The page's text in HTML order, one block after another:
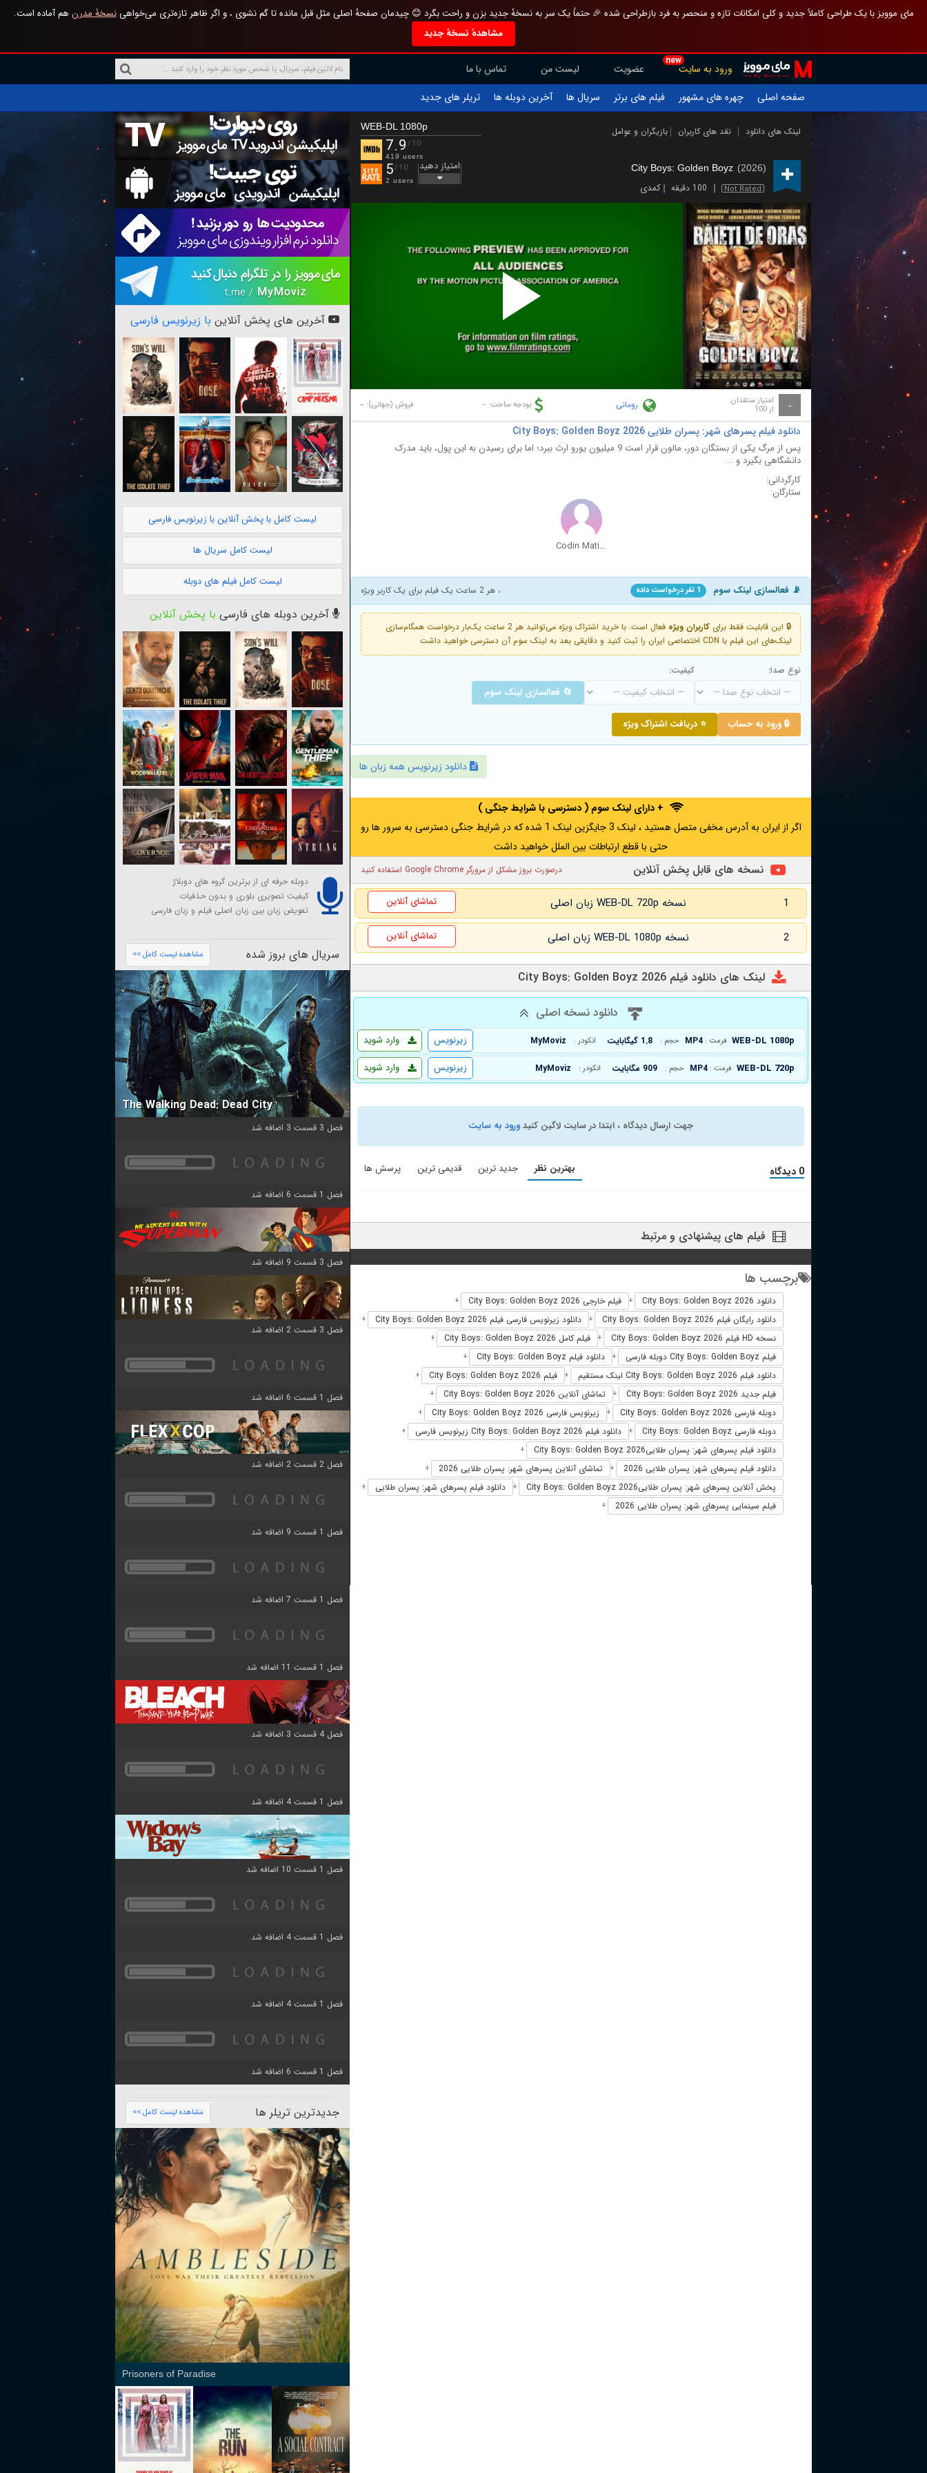
مای موویز با یک طراحی کاملاً جدید و کلی امکانات تازه و منحصر به فرد بازطراحی شده 🎉 حتماً یک سر به نسخهٔ جدید بزن و راحت بگرد 😊 چیدمان صفحهٔ اصلی مثل قبل مانده تا گم نشوی ، و اگر ظاهر تازه‌تری می‌خواهینسخهٔ مدرن هم آماده است.
مشاهدهٔ نسخهٔ جدید
new
ورود به سایت عضویت لیست من
تماس با ما
صفحه اصلی
چهره های مشهور فیلم های برتر سریال ها آخرین دوبله ها تریلر های جدید
لینک های دانلود نقد های کاربران بازیگران و عوامل
City Boys: Golden Boyz (2026)
Not Rated 100 دقیقه کمدی
WEB-DL 1080p
7.9 /10
419 users
5/10
2 users
امتیاز دهید
Play
Video
- امتیاز منتقدان
از 100 رومانی بودجه ساخت: - فروش (جهانی): -
دانلود فیلم پسرهای شهر: پسران طلایی City Boys: Golden Boyz 2026
پس از مرگ یکی از بستگان دور، مالون قرار است 9 میلیون یورو ارث ببرد؛ اما برای رسیدن به این پول، باید مدرک
دانشگاهی بگیرد و ...
کارگردانی:
ستارگان:
Codin Maticiuc
📡 فعالسازی لینک سوم 1 نفر درخواست داده ، هر 2 ساعت یک فیلم برای یک کاربر ویژه
🔒 این قابلیت فقط برای کاربران ویژه
فعال است. با خرید اشتراک ویژه می‌توانید هر 2 ساعت یک‌بار درخواست همگام‌سازی
لینک‌های این فیلم با CDN اختصاصی ایران را ثبت کنید و دقایقی بعد به لینک سوم آن دسترسی خواهید داشت
نوع صدا: کیفیت:
🔄 فعالسازی لینک سوم
🔒 ورود به حساب ⭐ دریافت اشتراک ویژه
دانلود زیرنویس همه زبان ها
+ دارای لینک سوم ( دسترسی با شرایط جنگی )
اگر از ایران به آدرس مخفی متصل هستید ، لینک 3 جایگزین لینک 1 شده که در شرایط جنگی دسترسی به سرور ها رو
حتی با قطع ارتباطات بین الملل خواهید داشت
نسخه های قابل پخش آنلاین درصورت بروز مشکل از مرورگر Google Chrome استفاده کنید
1 نسخه WEB-DL 720p زبان اصلی تماشای آنلاین
2 نسخه WEB-DL 1080p زبان اصلی تماشای آنلاین
لینک های دانلود فیلم City Boys: Golden Boyz 2026
دانلود نسخه اصلی
WEB-DL 1080p فرمت : MP4 حجم : 1.8 گیگابایت انکودر : MyMoviz وارد شوید
زیرنویس
WEB-DL 720p فرمت : MP4 حجم : 909 مگابایت انکودر : MyMoviz وارد شوید زیرنویس
جهت ارسال دیدگاه ، ابتدا در سایت لاگین کنیدورود به سایت
0 دیدگاه بهترین نظر جدید ترین قدیمی ترین پرسش ها
فیلم های پیشنهادی و مرتبط
برچسب ها
دانلود City Boys: Golden Boyz 2026 + فیلم خارجی City Boys: Golden Boyz 2026 +
دانلود رایگان فیلم City Boys: Golden Boyz 2026 + دانلود زیرنویس فارسی فیلم City Boys: Golden Boyz 2026 +
نسخه HD فیلم City Boys: Golden Boyz 2026 + فیلم کامل City Boys: Golden Boyz 2026 +
فیلم City Boys: Golden Boyz دوبله فارسی + دانلود فیلم City Boys: Golden Boyz +
دانلود فیلم City Boys: Golden Boyz 2026 لینک مستقیم + فیلم City Boys: Golden Boyz 2026 +
فیلم جدید City Boys: Golden Boyz 2026 + تماشای آنلاین City Boys: Golden Boyz 2026 +
دوبله فارسی City Boys: Golden Boyz 2026 + زیرنویس فارسی City Boys: Golden Boyz 2026 +
دوبله فارسی City Boys: Golden Boyz + دانلود فیلم City Boys: Golden Boyz 2026 زیرنویس فارسی +
دانلود فیلم پسرهای شهر: پسران طلاییCity Boys: Golden Boyz 2026 +
دانلود فیلم پسرهای شهر: پسران طلایی 2026 + تماشای آنلاین پسرهای شهر: پسران طلایی 2026 +
پخش آنلاین پسرهای شهر: پسران طلاییCity Boys: Golden Boyz 2026 + دانلود فیلم پسرهای شهر: پسران طلایی +
فیلم سینمایی پسرهای شهر: پسران طلایی 2026 +
آخرین های پخش آنلاین با زیرنویس فارسی
لیست کامل با پخش آنلاین با زیرنویس فارسی
لیست کامل سریال ها
لیست کامل فیلم های دوبله
آخرین دوبله های فارسی با پخش آنلاین
دوبله حرفه ای از برترین گروه های دوبلاژ
کیفیت تصویری بلوری و بدون حذفیات
تعویض زبان بین زبان اصلی فیلم و زبان فارسی
سریال های بروز شده مشاهده لیست کامل >>
The Walking Dead: Dead City
فصل 3 قسمت 3 اضافه شد
فصل 1 قسمت 6 اضافه شد
فصل 3 قسمت 9 اضافه شد
فصل 3 قسمت 2 اضافه شد
فصل 1 قسمت 6 اضافه شد
فصل 2 قسمت 2 اضافه شد
فصل 1 قسمت 9 اضافه شد
فصل 1 قسمت 7 اضافه شد
فصل 1 قسمت 11 اضافه شد
فصل 4 قسمت 3 اضافه شد
فصل 1 قسمت 4 اضافه شد
فصل 1 قسمت 10 اضافه شد
فصل 1 قسمت 4 اضافه شد
فصل 1 قسمت 4 اضافه شد
فصل 1 قسمت 6 اضافه شد
جدیدترین تریلر ها مشاهده لیست کامل >>
Prisoners of Paradise